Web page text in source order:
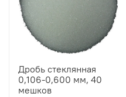
Дробь стеклянная
0,106-0,600 мм, 40
мешков